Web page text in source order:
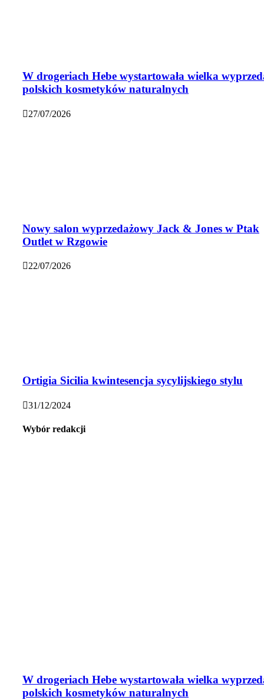
W drogeriach Hebe wystartowała wielka
polskich kosmetyków naturalnych
27/07/2026
Nowy salon wyprzedażowy Jack & Jones w Ptak
Outlet w Rzgowie
22/07/2026
Ortigia Sicilia kwintesencja sycylijskiego stylu
31/12/2024
Wybór redakcji
W drogeriach Hebe wystartowała wielka
polskich kosmetyków naturalnych